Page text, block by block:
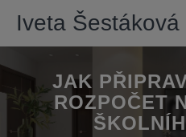
Iveta Šestáková
JAK
ROZPOČET